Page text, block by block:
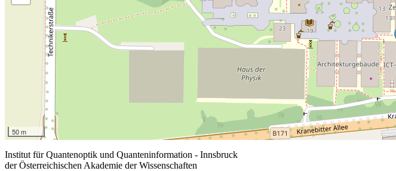
50 m
Institut für Quantenoptik und Quanteninformation - Innsbruck
der Österreichischen Akademie der Wissenschaften